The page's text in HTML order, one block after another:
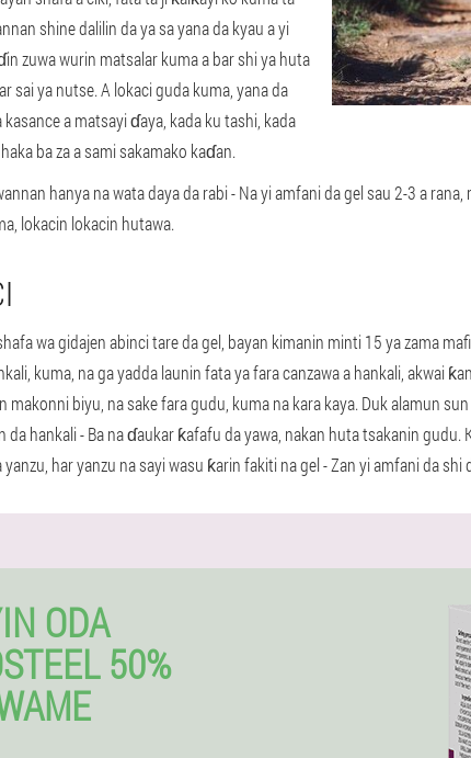
shine dalilin da ya sa yana da kyau a yi
zuwa wurin matsalar kuma a bar shi ya huta
sai ya nutse. A lokaci guda kuma, yana da
a matsayi ɗaya, kada ku tashi, kada
ba za a sami sakamako kaɗan.
hanya na wata daya da rabi - Na yi amfani da gel sau 2-3 a
lokacin lokacin hutawa.
wa gidajen abinci tare da gel, bayan kimanin minti 15 ya zama
kuma, na ga yadda launin fata ya fara canzawa a hankali, akwai
makonni biyu, na sake fara gudu, kuma na kara kaya. Duk alamun
da hankali - Ba na ɗaukar ƙafafu da yawa, nakan huta tsakanin gudu.
har yanzu na sayi wasu ƙarin fakiti na gel - Zan yi amfani da
ODA
50%